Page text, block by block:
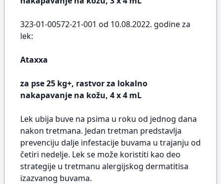
323-01-00572-21-001 od 10.08.2022. godine za
lek:
Ataxxa
za pse 25 kg+, rastvor za lokalno
nakapavanje na kožu, 4 x 4 mL
Lek ubija buve na psima u roku od jednog dana
nakon tretmana. Jedan tretman predstavlja
prevenciju dalje infestacije buvama u trajanju od
četiri nedelje. Lek se može koristiti kao deo
strategije u tretmanu alergijskog dermatitisa
izazvanog buvama.